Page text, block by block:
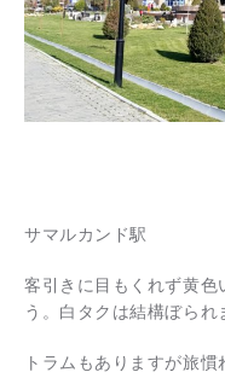
サマルカンド駅
客引きに目もくれず黄色
う。白タクは結構ぼられ
トラムもありますが旅